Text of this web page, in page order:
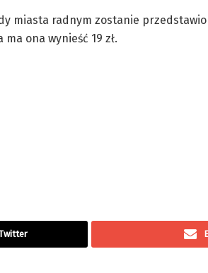
miasta radnym zostanie
ona wynieść 19 zł.